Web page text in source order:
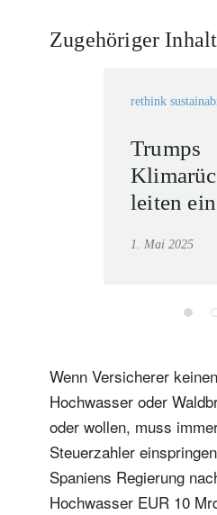
Zugehöriger
rethink
Trumps
leiten
1. Mai 2025
Wenn Versicherer
Hochwasser oder
oder wollen, muss
Steuerzahler
Spaniens Regierung
Hochwasser EUR 10